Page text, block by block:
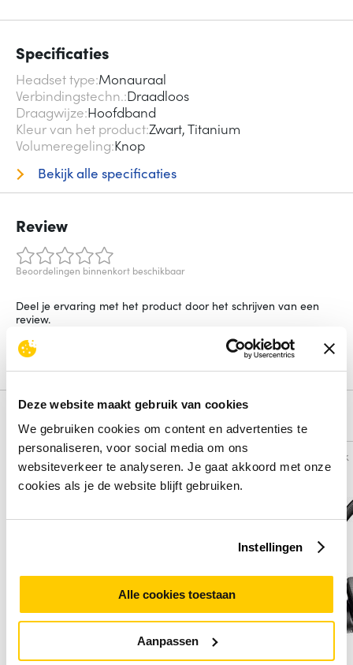
Deze website maakt gebruik van cookies
We gebruiken cookies om content en advertenties te
personaliseren, voor social media om ons
websiteverkeer te analyseren. Je gaat akkoord met onze
cookies als je de website blijft gebruiken.
Instellingen
Alle cookies toestaan
Aanpassen
Specificaties
Headset type Monauraal
Verbindingstechn. Draadloos
Draagwijze Hoofdband
Kleur van het productZwart, Titanium
Volumeregeling Knop
Bekijk alle specificaties
Review
Beoordelingen binnenkort beschikbaar
Deel je ervaring met het product door het schrijven van een
review.
Schrijf een review
Alternatieven
Vergelijk Vergelijk